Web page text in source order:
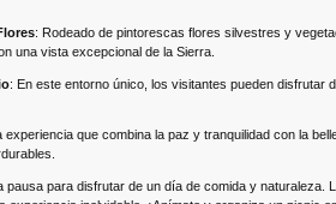
: Rodeado de pintorescas flores silvestres y
una vista excepcional de la Sierra.
: En este entorno único, los visitantes pueden disfrutar
que combina la paz y tranquilidad con la
pausa para disfrutar de un día de comida y